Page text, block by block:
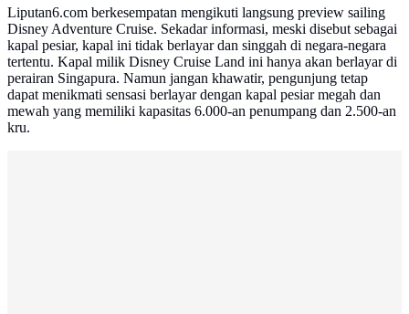
Liputan6.com berkesempatan mengikuti langsung preview sailing
Disney Adventure Cruise. Sekadar informasi, meski disebut sebagai
kapal pesiar, kapal ini tidak berlayar dan singgah di negara-negara
tertentu. Kapal milik Disney Cruise Land ini hanya akan berlayar di
perairan Singapura. Namun jangan khawatir, pengunjung tetap
dapat menikmati sensasi berlayar dengan kapal pesiar megah dan
mewah yang memiliki kapasitas 6.000-an penumpang dan 2.500-an
kru.